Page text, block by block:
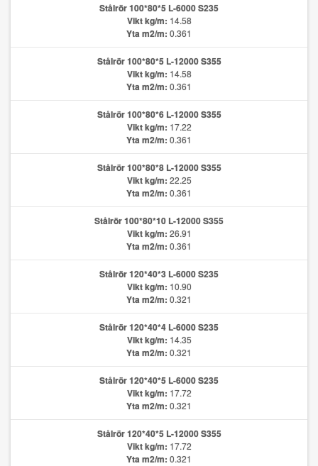
Stålrör 100*80*5 L-6000 S235
Vikt kg/m: 14.58
Yta m2/m: 0.361
Stålrör 100*80*5 L-12000 S355
Vikt kg/m: 14.58
Yta m2/m: 0.361
Stålrör 100*80*6 L-12000 S355
Vikt kg/m: 17.22
Yta m2/m: 0.361
Stålrör 100*80*8 L-12000 S355
Vikt kg/m: 22.25
Yta m2/m: 0.361
Stålrör 100*80*10 L-12000 S355
Vikt kg/m: 26.91
Yta m2/m: 0.361
Stålrör 120*40*3 L-6000 S235
Vikt kg/m: 10.90
Yta m2/m: 0.321
Stålrör 120*40*4 L-6000 S235
Vikt kg/m: 14.35
Yta m2/m: 0.321
Stålrör 120*40*5 L-6000 S235
Vikt kg/m: 17.72
Yta m2/m: 0.321
Stålrör 120*40*5 L-12000 S355
Vikt kg/m: 17.72
Yta m2/m: 0.321